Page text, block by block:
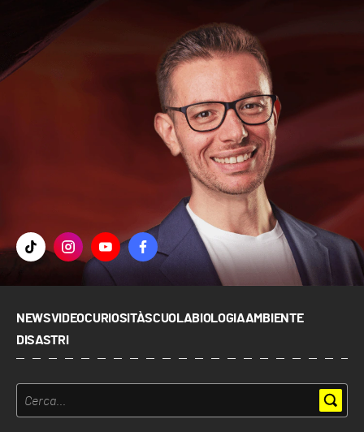
NEWSVIDEOCURIOSITÀSCUOLABIOLOGIAAMBIENTE
DISASTRI